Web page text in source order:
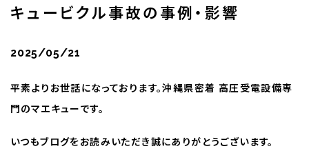
キュービクル事故の事例・影響
2025/05/21
平素よりお世話になっております。沖縄県密着 高圧受電設備専
門のマエキューです。
いつもブログをお読みいただき誠にありがとうございます。